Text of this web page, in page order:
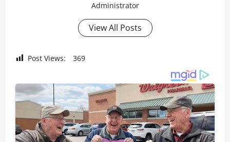
Administrator
View All Posts
Post Views: 369